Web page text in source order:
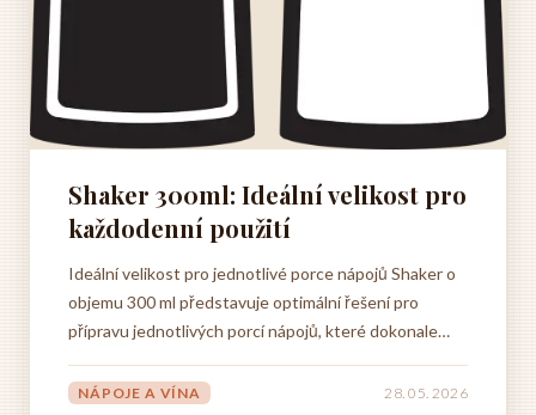
Shaker 300ml: Ideální velikost pro
každodenní použití
Ideální velikost pro jednotlivé porce nápojů Shaker o
objemu 300 ml představuje optimální řešení pro
přípravu jednotlivých porcí nápojů, které dokonale
odpovídají potřebám moderního aktivního životního
stylu. Tato kapacita není zvolena náhodou, ale vychází
NÁPOJE A VÍNA 28. 05. 2026